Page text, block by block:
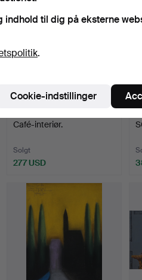
Café-interiør.
Solgt
277 USD
indhold til dig på eksterne
.
Cookie-indstillinger